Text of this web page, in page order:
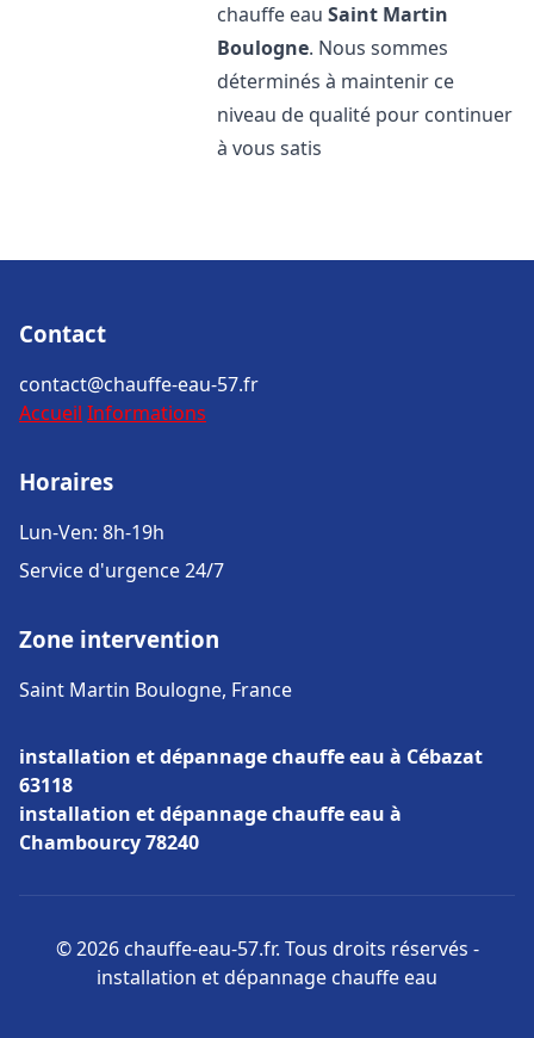
chauffe eauSaint Martin
Boulogne. Nous sommes
déterminés à maintenir ce
niveau de qualité pour continuer
à vous satis
Contact
contact@chauffe-eau-57.fr
Accueil Informations
Horaires
Lun-Ven: 8h-19h
Service d'urgence 24/7
Zone intervention
Saint Martin Boulogne, France
installation et dépannage chauffe eau à Cébazat
63118
installation et dépannage chauffe eau à
Chambourcy 78240
© 2026 chauffe-eau-57.fr. Tous droits réservés -
installation et dépannage chauffe eau